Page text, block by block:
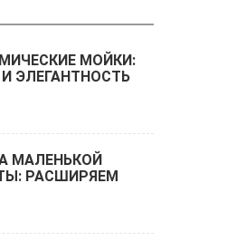
МОЙКИ:
ЭЛЕГАНТНОСТЬ
МАЛЕНЬКОЙ
РАСШИРЯЕМ